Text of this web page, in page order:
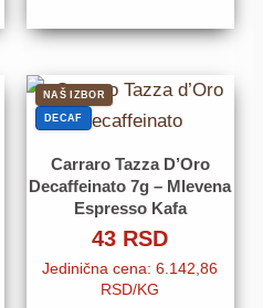
NAŠ IZBOR
DECAF
Carraro Tazza D’Oro
Decaffeinato 7g – Mlevena
Espresso Kafa
43 RSD
Jedinična cena: 6.142,86
RSD/KG